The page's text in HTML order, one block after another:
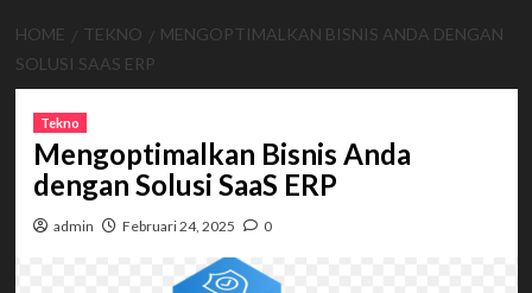
HOME TEKNO
MENGOPTIMALKAN BISNIS ANDA DENGAN
SOLUSI SAAS ERP
Tekno
Mengoptimalkan Bisnis Anda
dengan Solusi SaaS ERP
admin Februari 24, 2025 0